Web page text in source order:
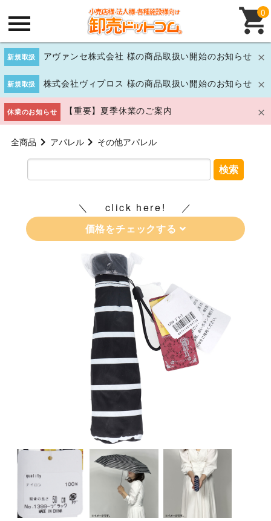
新規取扱 アヴァンセ株式会社 様の商品取扱い開始のお知らせ
新規取扱 株式会社ヴィプロス 様の商品取扱い開始のお知らせ
休業のお知らせ 【重要】夏季休業のご案内
0
全商品 アパレル その他アパレル
検索
click here!
価格をチェックする